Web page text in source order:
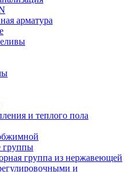
арматура
и теплого пола
группы
группа из нержавеющей
и